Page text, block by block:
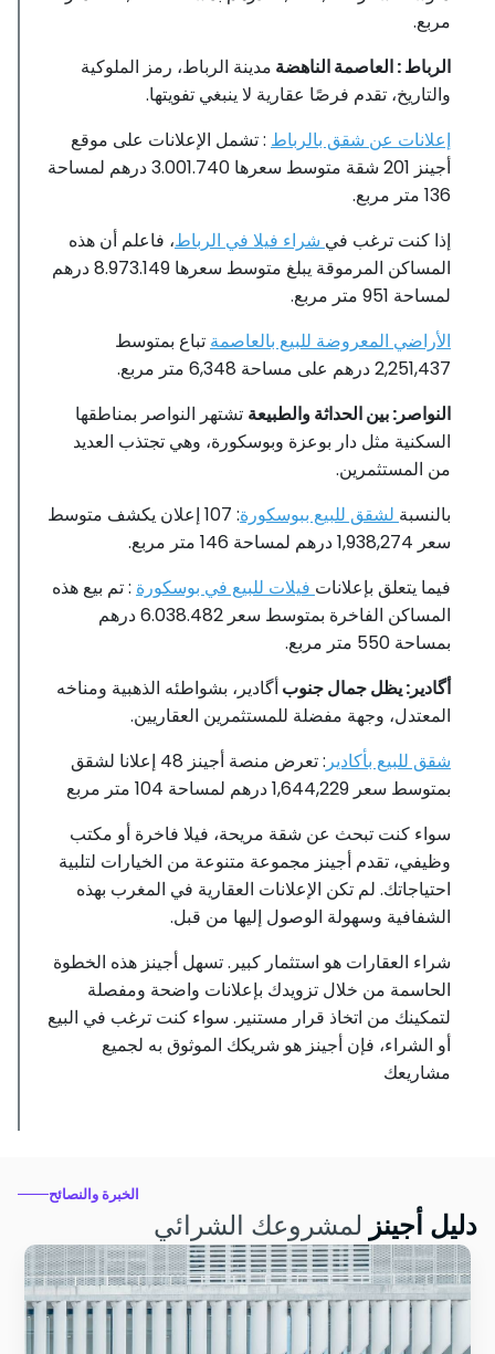
مربع.
الرباط : العاصمة الناهضة مدينة الرباط، رمز الملوكية
والتاريخ، تقدم فرصًا عقارية لا ينبغي تفويتها.
إعلانات عن شقق بالرباط : تشمل الإعلانات على موقع
أجينز 201 شقة متوسط ​​سعرها 3.001.740 درهم لمساحة
136 متر مربع.
إذا كنت ترغب في شراء فيلا في الرباط، فاعلم أن هذه
المساكن المرموقة يبلغ متوسط ​​سعرها 8.973.149 درهم
لمساحة 951 متر مربع.
الأراضي المعروضة للبيع بالعاصمة
2,251,437 درهم على مساحة 6,348 متر مربع.
النواصر: بين الحداثة والطبيعة تشتهر النواصر بمناطقها
السكنية مثل دار بوعزة وبوسكورة، وهي تجتذب العديد
من المستثمرين.
بالنسبة لشقق للبيع ببوسكورة
: 107 إعلان يكشف متوسط
​​سعر 1,938,274 درهم لمساحة 146 متر مربع.
فيما يتعلق بإعلانات فيلات للبيع في بوسكورة : تم بيع هذه
المساكن الفاخرة بمتوسط ​​سعر 6.038.482 درهم
بمساحة 550 متر مربع.
أگادير: يظل جمال جنوبأگادير، بشواطئه الذهبية ومناخه
المعتدل، وجهة مفضلة للمستثمرين العقاريين.
شقق للبيع بأكادير
: تعرض منصة أجينز 48 إعلانا لشقق
بمتوسط ​​سعر 1,644,229 درهم لمساحة 104 متر مربع
سواء كنت تبحث عن شقة مريحة، فيلا فاخرة أو مكتب
وظيفي، تقدم أجينز مجموعة متنوعة من الخيارات لتلبية
احتياجاتك. لم تكن الإعلانات العقارية في المغرب بهذه
الشفافية وسهولة الوصول إليها من قبل.
شراء العقارات هو استثمار كبير. تسهل أجينز هذه الخطوة
الحاسمة من خلال تزويدك بإعلانات واضحة ومفصلة
لتمكينك من اتخاذ قرار مستنير. سواء كنت ترغب في البيع
أو الشراء، فإن أجينز هو شريكك الموثوق به لجميع
مشاريعك
الخبرة والنصائح
دليل أجينز لمشروعك الشرائي